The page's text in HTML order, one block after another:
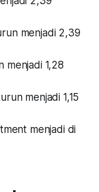
menjadi 2,39
menjadi 1,28
menjadi 1,15
menjadi di